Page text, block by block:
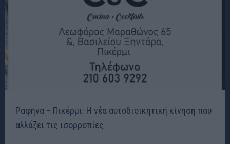
Ραφήνα – Πικέρμι: Η νέα αυτοδιοικητική κίνηση που
αλλάζει τις ισορροπίες